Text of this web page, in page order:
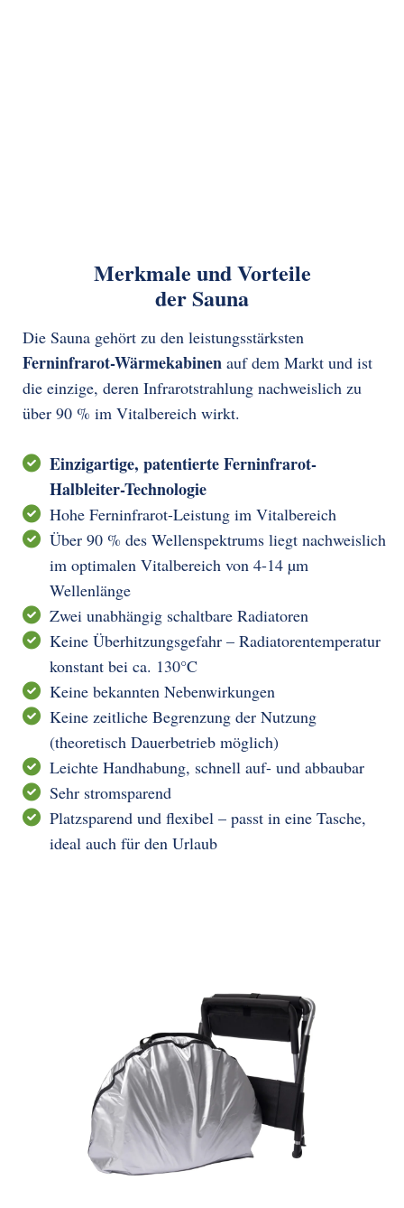
Merkmale und Vorteile
der Sauna
Die Sauna gehört zu den leistungsstärksten
Ferninfrarot-Wärmekabinen auf dem Markt und ist
die einzige, deren Infrarotstrahlung nachweislich zu
über 90 % im Vitalbereich wirkt.
Einzigartige, patentierte Ferninfrarot-
Halbleiter-Technologie
Hohe Ferninfrarot-Leistung im Vitalbereich
Über 90 % des Wellenspektrums liegt nachweislich
im optimalen Vitalbereich von 4-14 µm
Wellenlänge
Zwei unabhängig schaltbare Radiatoren
Keine Überhitzungsgefahr – Radiatorentemperatur
konstant bei ca. 130°C
Keine bekannten Nebenwirkungen
Keine zeitliche Begrenzung der Nutzung
(theoretisch Dauerbetrieb möglich)
Leichte Handhabung, schnell auf- und abbaubar
Sehr stromsparend
Platzsparend und flexibel – passt in eine Tasche,
ideal auch für den Urlaub